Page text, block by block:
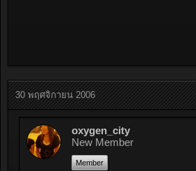
30 พฤศจิกายน 2006
oxygen_city
New Member
Member